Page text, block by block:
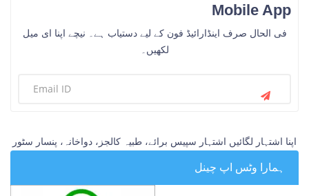
Mobile App
فی الحال صرف اینڈارائیڈ فون کے لیے دستیاب ہے۔ نیچے اپنا ای میل
لکھیں۔
اپنا اشتہار لگائیں اشتہار سپیس برائے، طبیہ کالجز، دواخانہ، پنسار سٹور
ہمارا وٹس اپ چینل